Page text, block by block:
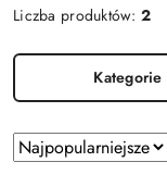
Liczba produktów:2
Kategorie
Zastosowano
sortowanie:
Sortuj
według